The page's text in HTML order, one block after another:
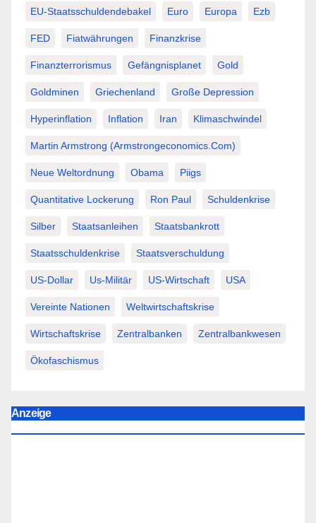
EU-Staatsschuldendebakel Euro Europa Ezb
FED Fiatwährungen Finanzkrise
Finanzterrorismus Gefängnisplanet Gold
Goldminen Griechenland Große Depression
Hyperinflation Inflation Iran Klimaschwindel
Martin Armstrong (Armstrongeconomics.com)
Neue Weltordnung Obama Piigs
Quantitative Lockerung Ron Paul Schuldenkrise
Silber Staatsanleihen Staatsbankrott
Staatsschuldenkrise Staatsverschuldung
US-Dollar Us-Militär US-Wirtschaft USA
Vereinte Nationen Weltwirtschaftskrise
Wirtschaftskrise Zentralbanken Zentralbankwesen
Ökofaschismus
Anzeige